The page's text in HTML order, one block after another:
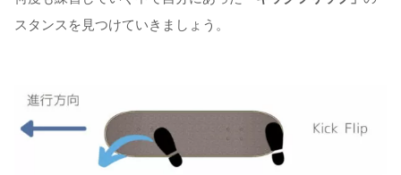
スタンスを見つけていきましょう。